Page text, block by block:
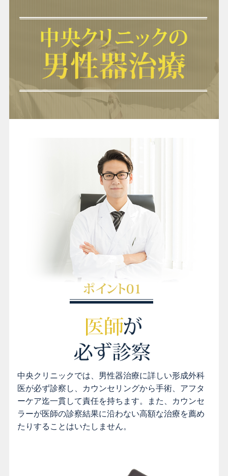
中央クリニックでは、男性器治療に詳しい形成外科
医が必ず診察し、カウンセリングから手術、アフタ
ーケア迄一貫して責任を持ちます。また、カウンセ
ラーが医師の診察結果に沿わない高額な治療を薦め
たりすることはいたしません。